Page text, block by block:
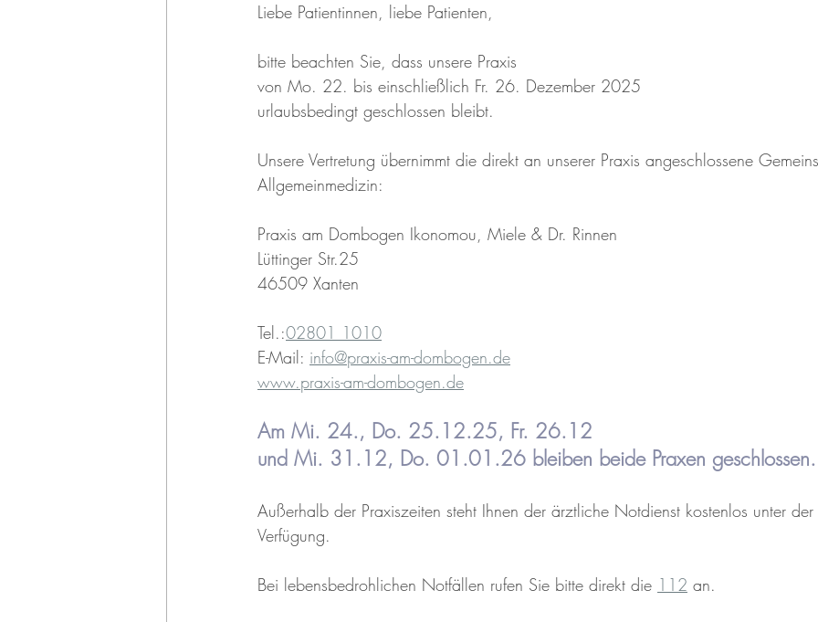
Liebe Patientinnen, liebe Patienten,
bitte beachten Sie, dass unsere Praxis
von Mo. 22. bis einschließlich Fr. 26. Dezember 2025
urlaubsbedingt geschlossen bleibt.
Unsere Vertretung übernimmt die direkt an unserer Praxis angeschlossene
Allgemeinmedizin:
Praxis am Dombogen Ikonomou, Miele & Dr. Rinnen
Lüttinger Str.25
46509 Xanten
Tel.:02801 1010
E-Mail: info@praxis-am-dombogen.de
www.praxis-am-dombogen.de
Am Mi. 24., Do. 25.12.25, Fr. 26.12
und Mi. 31.12, Do. 01.01.26 bleiben beide Praxen geschlossen.
Außerhalb der Praxiszeiten steht Ihnen der ärztliche Notdienst kostenlos unter der
Verfügung.
Bei lebensbedrohlichen Notfällen rufen Sie bitte direkt die 112 an.